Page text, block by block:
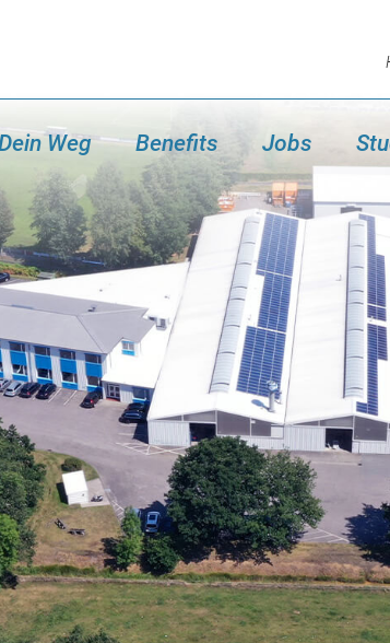
Weg Benefits Jobs